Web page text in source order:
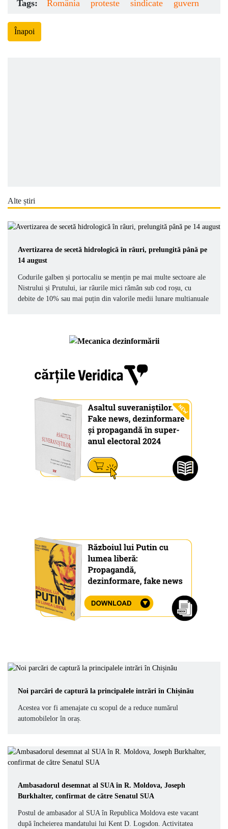
Tags: România proteste sindicate guvern
Înapoi
Alte știri
Avertizarea de secetă hidrologică în râuri, prelungită până pe
14 august
Codurile galben și portocaliu se mențin pe mai multe sectoare ale
Nistrului și Prutului, iar râurile mici rămân sub cod roșu, cu
debite de 10% sau mai puțin din valorile medii lunare multianuale
Noi parcări de captură la principalele intrări în Chișinău
Acestea vor fi amenajate cu scopul de a reduce numărul
automobilelor în oraș.
Ambasadorul desemnat al SUA în R. Moldova, Joseph
Burkhalter, confirmat de către Senatul SUA
Postul de ambasador al SUA în Republica Moldova este vacant
după încheierea mandatului lui Kent D. Logsdon. Activitatea